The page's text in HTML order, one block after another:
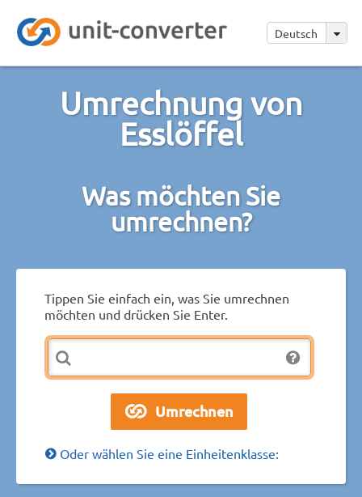
Deutsch
Umrechnung von
Esslöffel
Was möchten Sie
umrechnen?
Tippen Sie einfach ein, was Sie umrechnen
möchten und drücken Sie Enter.
Oder wählen Sie eine Einheitenklasse: